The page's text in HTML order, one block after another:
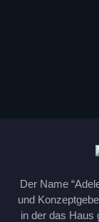
Der Name
und
in der das Haus